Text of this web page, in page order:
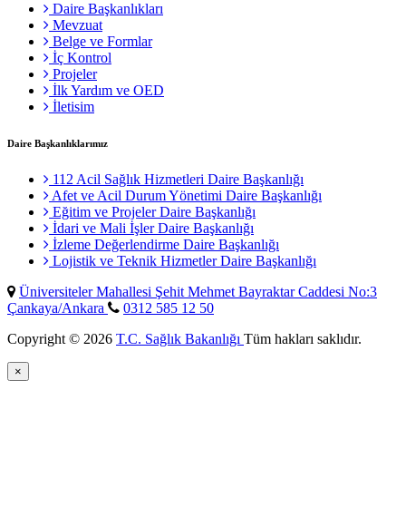
Daire Başkanlıkları
Mevzuat
Belge ve Formlar
İç Kontrol
Projeler
İlk Yardım ve OED
İletisim
Daire Başkanlıklarımız
112 Acil Sağlık Hizmetleri Daire Başkanlığı
Afet ve Acil Durum Yönetimi Daire Başkanlığı
Eğitim ve Projeler Daire Başkanlığı
İdari ve Mali İşler Daire Başkanlığı
İzleme Değerlendirme Daire Başkanlığı
Lojistik ve Teknik Hizmetler Daire Başkanlığı
Üniversiteler Mahallesi Şehit Mehmet Bayraktar Caddesi No:3
Çankaya/Ankara
0312 585 12 50
Copyright © 2026 T.C. Sağlık Bakanlığı Tüm hakları saklıdır.
×